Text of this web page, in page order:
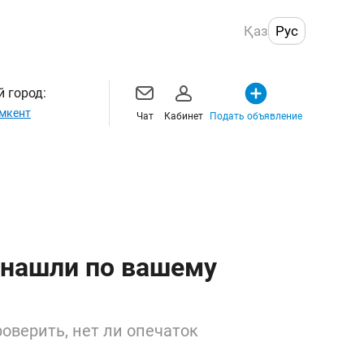
Қаз Рус
город:
Чат Кабинет Подать объявление
по вашему
нет ли опечаток